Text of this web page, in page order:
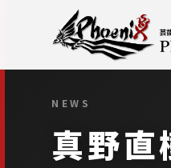
NEWS
真野直